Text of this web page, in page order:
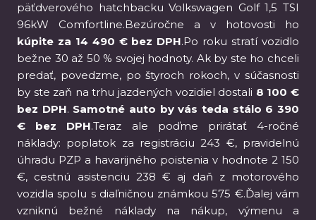
päťdverového hatchbacku Volkswagen Golf 1,5 TSI
96kW Comfortline.Bezúročne a v hotovosti ho
kúpite za 14 490 € bez DPH.Po roku stratí vozidlo
bežne 30 až 50 % svojej hodnoty. Ak by ste ho chceli
predať, povedzme, po štyroch rokoch, v súčasnosti
by ste zaň na trhu jazdených vozidiel dostali 8 100 €
bez DPH. Samotné auto by vás teda stálo 6 390
€ bez DPH.Teraz ale poďme prirátať 4-ročné
náklady: poplatok za registráciu 243 €, pravidelnú
úhradu PZP a havarijného poistenia v hodnote 2 150
€, cestnú asistenciu 238 € aj daň z motorového
vozidla spolu s diaľničnou známkou 575 €.Ďalej vám
vzniknú bežné náklady na nákup, výmenu a